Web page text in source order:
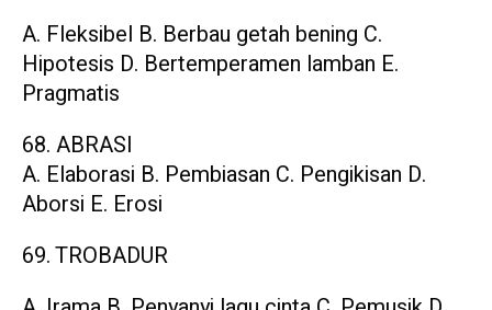
A. Fleksibel B. Berbau getah bening C.
Hipotesis D. Bertemperamen lamban E.
Pragmatis
68. ABRASI
A. Elaborasi B. Pembiasan C. Pengikisan D.
Aborsi E. Erosi
69. TROBADUR